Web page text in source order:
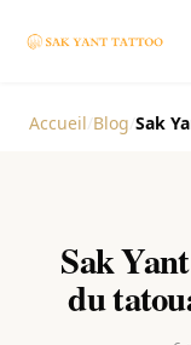
Accueil Blog Sak
Sak
du